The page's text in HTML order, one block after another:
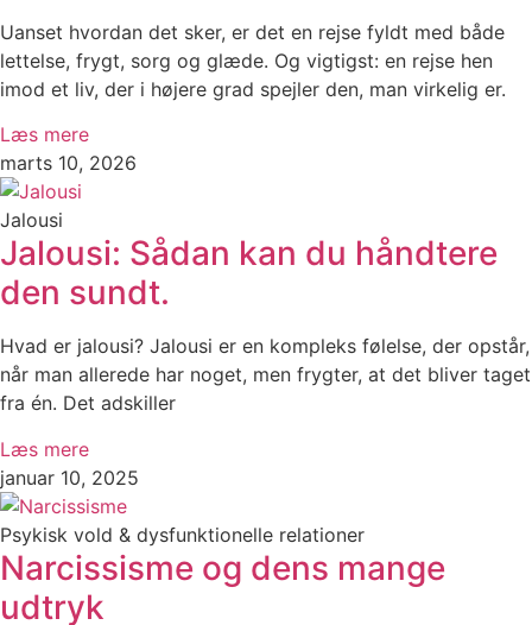
Uanset hvordan det sker, er det en rejse fyldt med både
lettelse, frygt, sorg og glæde. Og vigtigst: en rejse hen
imod et liv, der i højere grad spejler den, man virkelig er.
Læs mere
marts 10, 2026
Jalousi
Jalousi: Sådan kan du håndtere
den sundt.
Hvad er jalousi? Jalousi er en kompleks følelse, der opstår,
når man allerede har noget, men frygter, at det bliver taget
fra én. Det adskiller
Læs mere
januar 10, 2025
Psykisk vold & dysfunktionelle relationer
Narcissisme og dens mange
udtryk